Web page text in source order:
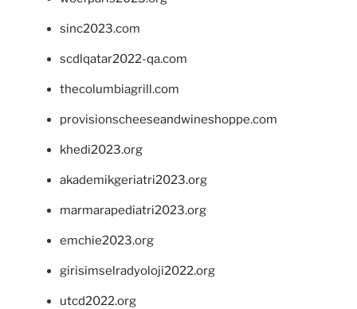
sinc2023.com
scdlqatar2022-qa.com
thecolumbiagrill.com
provisionscheeseandwineshoppe.com
khedi2023.org
akademikgeriatri2023.org
marmarapediatri2023.org
emchie2023.org
girisimselradyoloji2022.org
utcd2022.org